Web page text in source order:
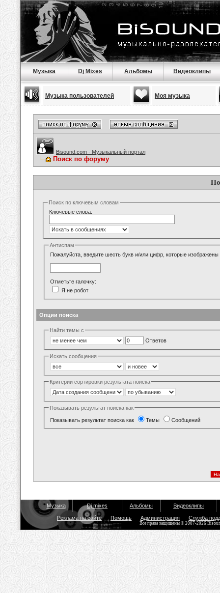
Музыка Dj Mixes Альбомы Видеоклипы
Музыка пользователей Моя музыка
Bisound.com - Музыкальный портал
Поиск по форуму
Поиск по ключевым словам
Ключевые слова:
Антиспам
Пожалуйста, введите шесть букв и/или цифр, которые изображены
Отметьте галочку:
Я не робот
Опции поиска
Найти темы с
Ответов
Искать сообщения
Критерии сортировки результата поиска
Показывать результат поиска как
Показывать результат поиска как Темы Сообщений
Музыка Dj mixes Альбомы Видеоклипы
Реклама на сайте Помощь Администрация Служба
Все права защищены © 2007-2026